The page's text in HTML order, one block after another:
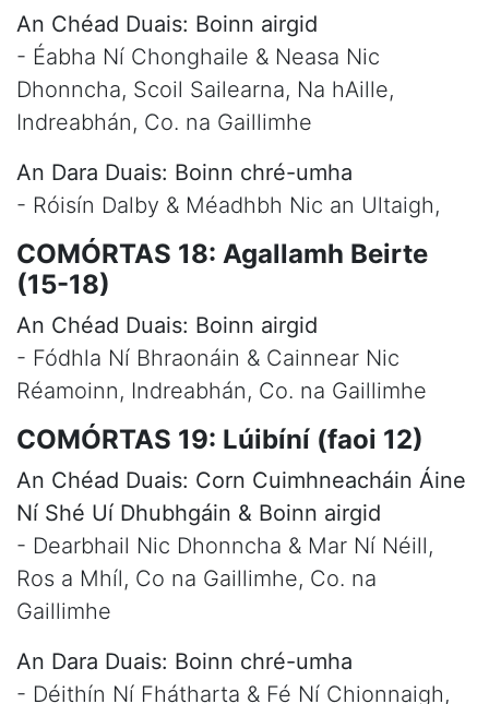
An Chéad Duais: Boinn airgid
- Éabha Ní Chonghaile & Neasa Nic
Dhonncha, Scoil Sailearna, Na hAille,
Indreabhán, Co. na Gaillimhe
An Dara Duais: Boinn chré-umha
- Róisín Dalby & Méadhbh Nic an Ultaigh,
COMÓRTAS 18: Agallamh Beirte
(15-18)
An Chéad Duais: Boinn airgid
- Fódhla Ní Bhraonáin & Cainnear Nic
Réamoinn, Indreabhán, Co. na Gaillimhe
COMÓRTAS 19: Lúibíní (faoi 12)
An Chéad Duais: Corn Cuimhneacháin Áine
Ní Shé Uí Dhubhgáin & Boinn airgid
- Dearbhail Nic Dhonncha & Mar Ní Néill,
Ros a Mhíl, Co na Gaillimhe, Co. na
Gaillimhe
An Dara Duais: Boinn chré-umha
- Déithín Ní Fhátharta & Fé Ní Chionnaigh,